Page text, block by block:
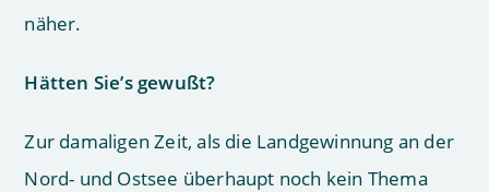
näher.
Hätten Sie’s gewußt?
Zur damaligen Zeit, als die Landgewinnung an der
Nord- und Ostsee überhaupt noch kein Thema